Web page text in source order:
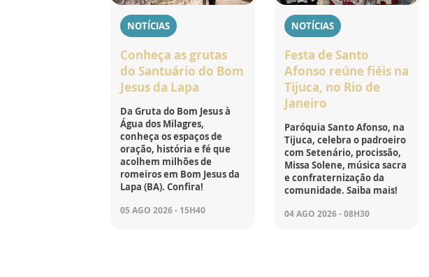
NOTÍCIAS
Conheça as grutas
do Santuário do Bom
Jesus da Lapa
Da Gruta do Bom Jesus à
Água dos Milagres,
conheça os espaços de
oração, história e fé que
acolhem milhões de
romeiros em Bom Jesus da
Lapa (BA). Confira!
05 AGO 2026 - 15H40
NOTÍCIAS
Festa de Santo
Afonso reúne fiéis na
Tijuca, no Rio de
Janeiro
Paróquia Santo Afonso, na
Tijuca, celebra o padroeiro
com Setenário, procissão,
Missa Solene, música sacra
e confraternização da
comunidade. Saiba mais!
04 AGO 2026 - 08H30